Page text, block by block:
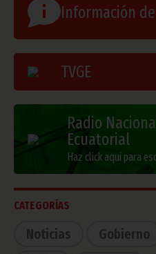
Información
TVGE
Radio
Ecuatorial
Haz click aquí para
CATEGORÍAS
Noticias Gobierno